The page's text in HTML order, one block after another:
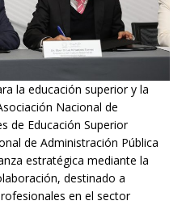
la educación superior y la
Nacional de
de Educación Superior
de Administración Pública
estratégica mediante la
destinado a
en el sector